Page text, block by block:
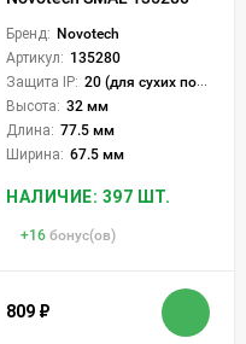
Бренд: Novotech
Артикул: 135280
Защита IP: 20 (для сухих пом.)
Высота: 32 мм
Длина: 77.5 мм
Ширина: 67.5 мм
НАЛИЧИЕ: 397 ШТ.
+16 бонус(ов)
809 ₽